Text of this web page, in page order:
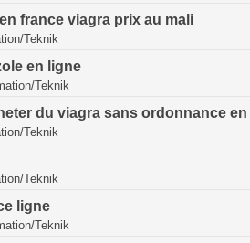
france viagra prix au mali
Teknik
en ligne
Teknik
du viagra sans ordonnance
Teknik
Teknik
ligne
Teknik